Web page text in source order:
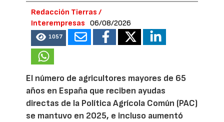
Redacción Tierras /
Interempresas
06/08/2026
1057
El número de agricultores mayores de 65
años en España que reciben ayudas
directas de la Política Agrícola Común (PAC)
se mantuvo en 2025, e incluso aumentó